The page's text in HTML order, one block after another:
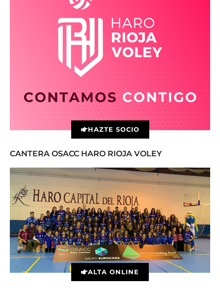
HAZTE SOCIO
CANTERA OSACC HARO RIOJA VOLEY
ALTA ONLINE